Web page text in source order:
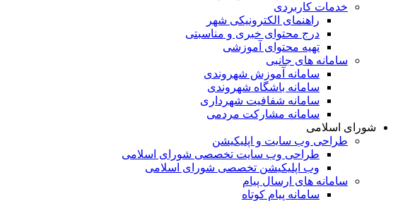
خدمات کاربردی
راهنمای الکترونیکی شهر
درج محتوای خبری و مناسبتی
تهیه محتوای آموزشی
سامانه های جانبی
سامانه آموزش شهروندی
سامانه باشگاه شهروندی
سامانه شفافیت شهرداری
سامانه مشارکت مردمی
شورای اسلامی
طراحی وب سایت و اپلیکیشن
طراحی وب سایت تخصصی شورای اسلامی
وب اپلیکیشن تخصصی شورای اسلامی
سامانه های ارسال پیام
سامانه پیام کوتاه